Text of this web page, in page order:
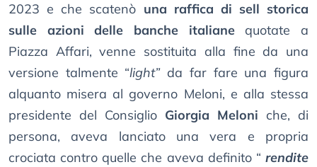
2023 e che scatenò una raffica di sell storica
sulle azioni delle banche italianequotate a
Piazza Affari, venne sostituita alla fine da una
versione talmente “light”da far fare una figura
alquanto misera al governo Meloni, e alla stessa
presidente del Consiglio Giorgia Meloni che, di
persona, aveva lanciato una vera e propria
crociata contro quelle che aveva definito “ rendite